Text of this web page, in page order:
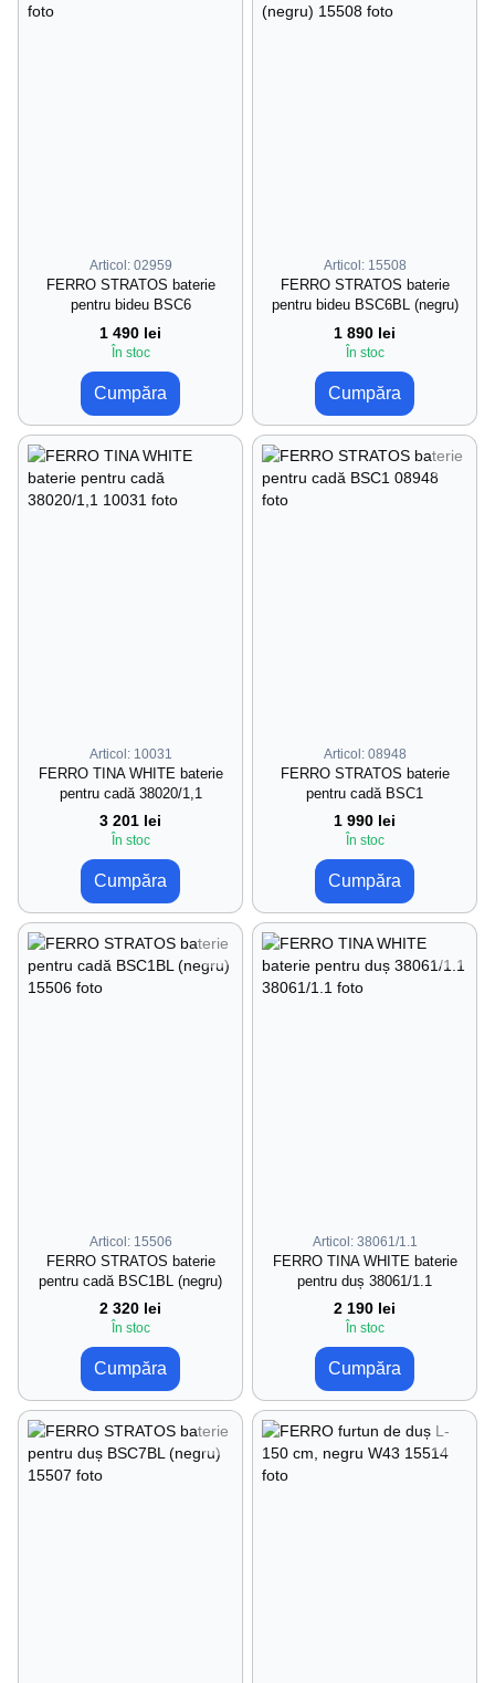
Articol: 02959
FERRO STRATOS baterie
pentru bideu BSC6
1 490 lei
În stoc
Cumpăra
Articol: 15508
FERRO STRATOS baterie
pentru bideu BSC6BL (negru)
1 890 lei
În stoc
Cumpăra
Articol: 10031
FERRO TINA WHITE baterie
pentru cadă 38020/1,1
3 201 lei
În stoc
Cumpăra
Articol: 08948
FERRO STRATOS baterie
pentru cadă BSC1
1 990 lei
În stoc
Cumpăra
Articol: 15506
FERRO STRATOS baterie
pentru cadă BSC1BL (negru)
2 320 lei
În stoc
Cumpăra
Articol: 38061/1.1
FERRO TINA WHITE baterie
pentru duș 38061/1.1
2 190 lei
În stoc
Cumpăra